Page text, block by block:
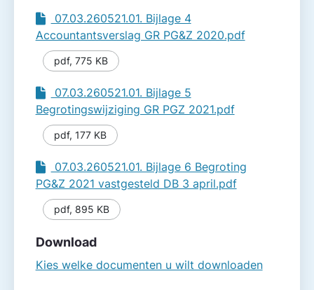
07.03.260521.01. Bijlage 4
Accountantsverslag GR PG&Z 2020.pdf
pdf, 775 KB
07.03.260521.01. Bijlage 5
Begrotingswijziging GR PGZ 2021.pdf
pdf, 177 KB
07.03.260521.01. Bijlage 6 Begroting
PG&Z 2021 vastgesteld DB 3 april.pdf
pdf, 895 KB
Download
Kies welke documenten u wilt downloaden